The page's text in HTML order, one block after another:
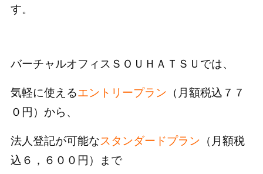
す。
バーチャルオフィスＳＯＵＨＡＴＳＵでは、
気軽に使えるエントリープラン （月額税込７７
０円）から、
法人登記が可能なスタンダードプラン （月額税
込６，６００円）まで